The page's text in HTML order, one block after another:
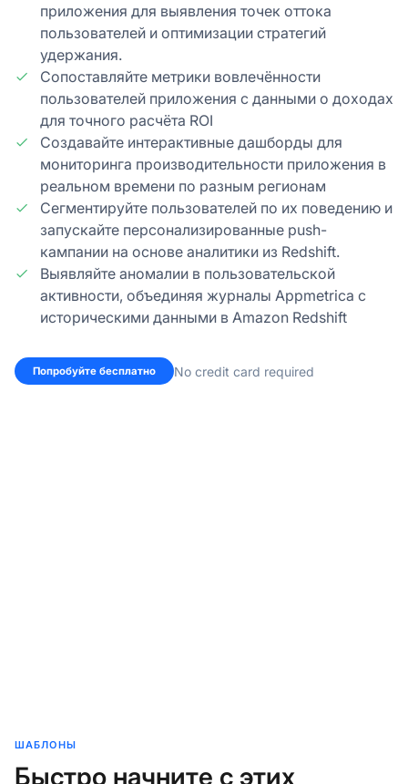
приложения для выявления точек оттока
пользователей и оптимизации стратегий
удержания.
Сопоставляйте метрики вовлечённости
пользователей приложения с данными о доходах
для точного расчёта ROI
Создавайте интерактивные дашборды для
мониторинга производительности приложения в
реальном времени по разным регионам
Сегментируйте пользователей по их поведению и
запускайте персонализированные push-
кампании на основе аналитики из Redshift.
Выявляйте аномалии в пользовательской
активности, объединяя журналы Appmetrica с
историческими данными в Amazon Redshift
Попробуйте бесплатно No credit card required
ШАБЛОНЫ
Быстро начните с этих